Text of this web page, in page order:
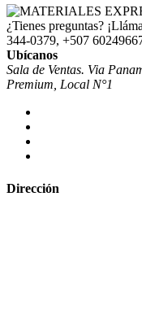
¿Tienes preguntas?
344-0379, +507
Ubícanos
Sala de Ventas. Via
Premium, Local N°1
Dirección